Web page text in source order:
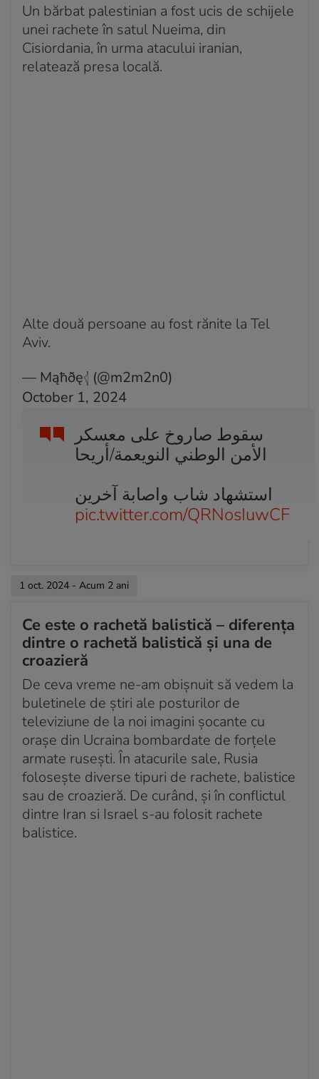
Un bărbat palestinian a fost ucis de schijele
unei rachete în satul Nueima, din
Cisiordania, în urma atacului iranian,
relatează presa locală.
Alte două persoane au fost rănite la Tel
Aviv.
سقوط صاروخ على معسكر
الأمن الوطني النويعمة/أريحا
استشهاد شاب واصابة آخرين
pic.twitter.com/QRNosIuwCF
— Mąħðę𓂆 (@m2m2n0)
October 1, 2024
1 oct. 2024 - Acum 2 ani
Ce este o rachetă balistică – diferenţa
dintre o rachetă balistică şi una de
croazieră
De ceva vreme ne-am obișnuit să vedem la
buletinele de știri ale posturilor de
televiziune de la noi imagini șocante cu
orașe din Ucraina bombardate de forțele
armate rusești. În atacurile sale, Rusia
folosește diverse tipuri de rachete, balistice
sau de croazieră. De curând, și în conflictul
dintre Iran si Israel s-au folosit rachete
balistice.